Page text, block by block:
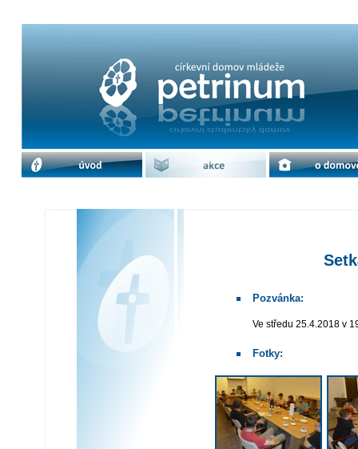
Setkání s maturanty | cdm Petrinum
Pozvánka:
Ve středu 25.4.2018 v
Fotky:
úvod akce o domově